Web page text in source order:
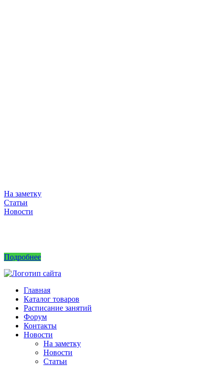
На заметку
Статьи
Новости
Подробнее
Главная
Каталог товаров
Расписание занятий
Форум
Контакты
Новости
На заметку
Новости
Статьи